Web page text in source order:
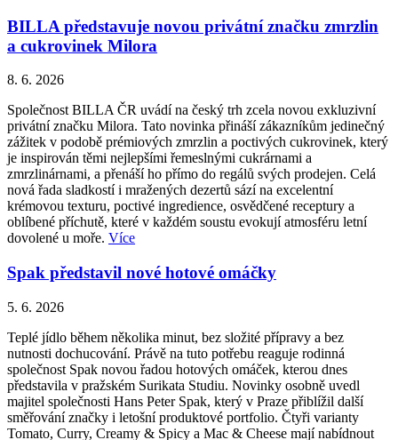
BILLA představuje novou privátní značku zmrzlin
a cukrovinek Milora
8. 6. 2026
Společnost BILLA ČR uvádí na český trh zcela novou exkluzivní
privátní značku Milora. Tato novinka přináší zákazníkům jedinečný
zážitek v podobě prémiových zmrzlin a poctivých cukrovinek, který
je inspirován těmi nejlepšími řemeslnými cukrárnami a
zmrzlinárnami, a přenáší ho přímo do regálů svých prodejen. Celá
nová řada sladkostí i mražených dezertů sází na excelentní
krémovou texturu, poctivé ingredience, osvědčené receptury a
oblíbené příchutě, které v každém soustu evokují atmosféru letní
dovolené u moře. Více
Spak představil nové hotové omáčky
5. 6. 2026
Teplé jídlo během několika minut, bez složité přípravy a bez
nutnosti dochucování. Právě na tuto potřebu reaguje rodinná
společnost Spak novou řadou hotových omáček, kterou dnes
představila v pražském Surikata Studiu. Novinky osobně uvedl
majitel společnosti Hans Peter Spak, který v Praze přiblížil další
směřování značky i letošní produktové portfolio. Čtyři varianty
Tomato, Curry, Creamy & Spicy a Mac & Cheese mají nabídnout